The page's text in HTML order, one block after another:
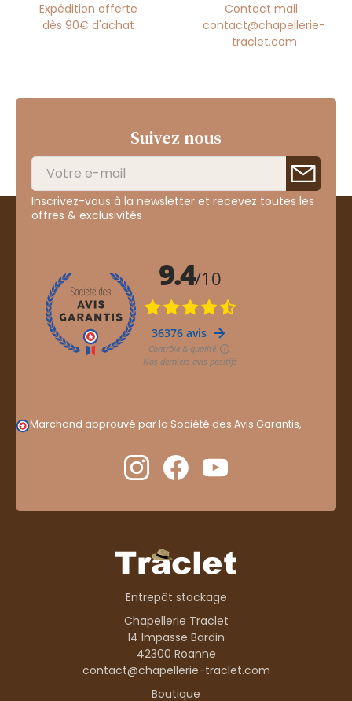
Expédition offerte
dès 90€ d'achat
Contact mail :
contact@chapellerie-
traclet.com
Suivez nous
Inscrivez-vous à la newsletter et recevez toutes les
offres & exclusivités
Marchand approuvé par la Société des Avis Garantis,
.
Entrepôt stockage
Chapellerie Traclet
14 Impasse Bardin
42300 Roanne
contact@chapellerie-traclet.com
Boutique